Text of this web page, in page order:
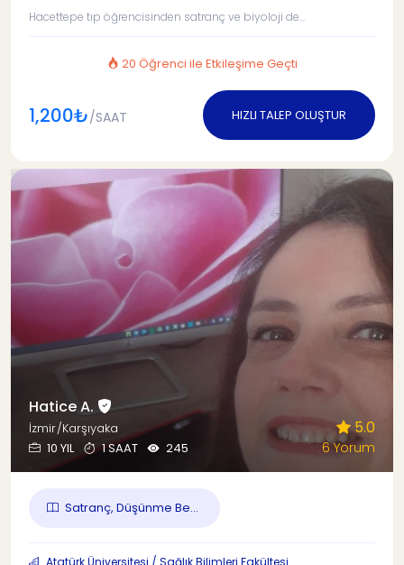
Hacettepe tıp öğrencisinden satranç ve biyoloji de...
20 Öğrenci ile Etkileşime Geçti
1,200₺/SAAT HIZLI TALEP OLUŞTUR
Hatice A.
İzmir/Karşıyaka
10 YIL
1 SAAT 245
5.0
6 Yorum
Satranç, Düşünme Be...